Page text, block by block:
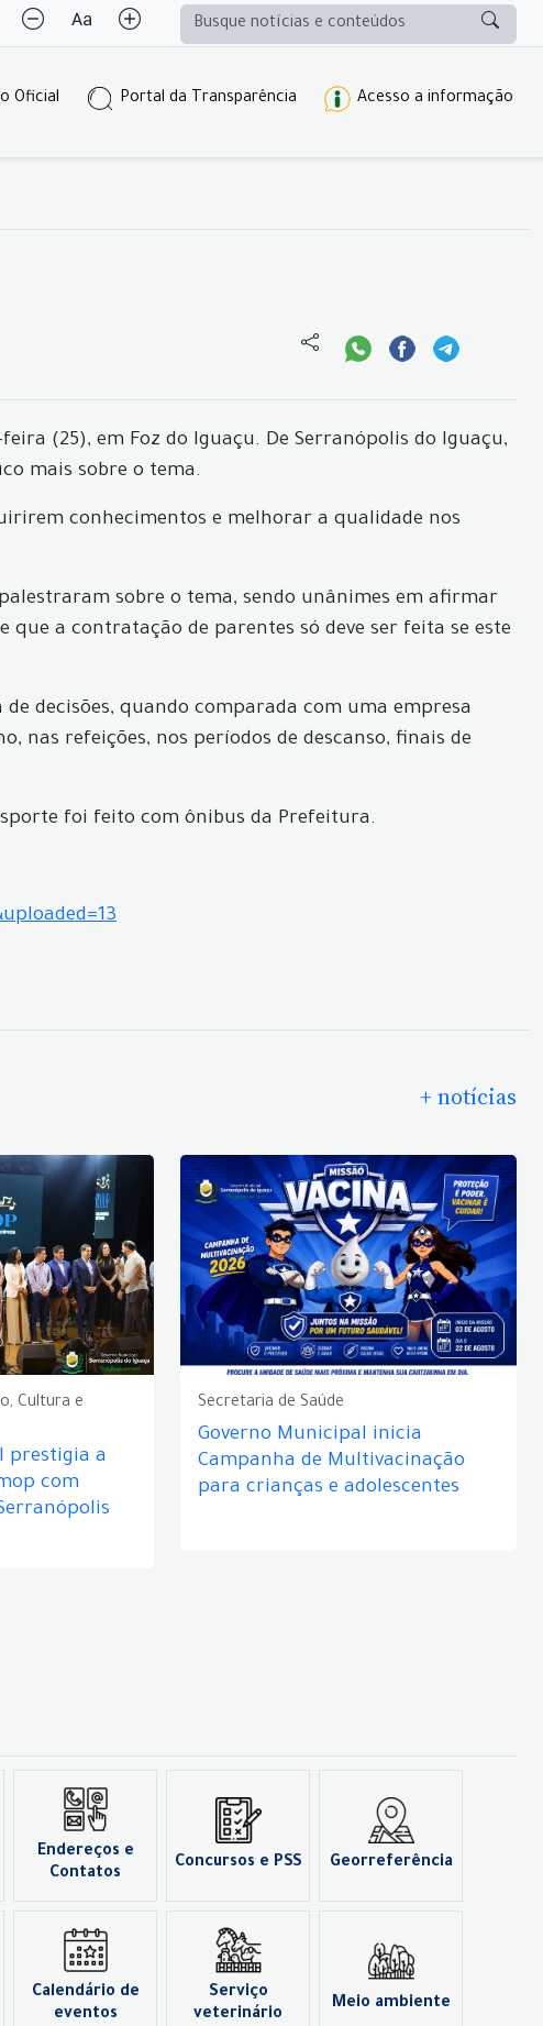
Oficial Portal da Transparência Acesso a informação
(25), em Foz do Iguaçu. De Serranópolis do Iguaçu,
mais sobre o tema.
conhecimentos e melhorar a qualidade nos
sobre o tema, sendo unânimes em afirmar
que a contratação de parentes só deve ser feita se este
decisões, quando comparada com uma empresa
nas refeições, nos períodos de descanso, finais de
foi feito com ônibus da Prefeitura.
+ notícias
Cultura e
prestigia a
com
Secretaria de Saúde
Governo Municipal inicia
Campanha de Multivacinação
para crianças e adolescentes
Endereços e
Contatos
Concursos e PSS Georreferência
Calendário de
eventos
Serviço
veterinário
Meio ambiente